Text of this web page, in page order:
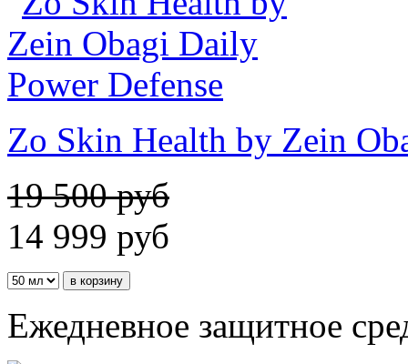
Zo Skin Health by Zein
19 500 руб
14 999 руб
Ежедневное защитное